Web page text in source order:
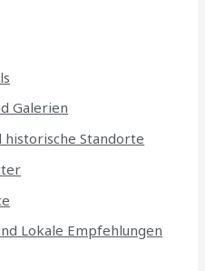
Galerien
historische Standorte
Lokale Empfehlungen